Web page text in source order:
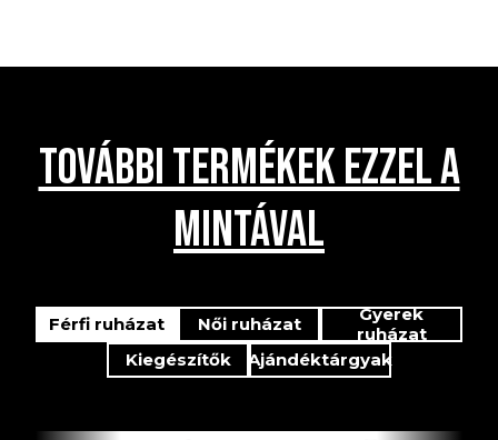
TOVÁBBI TERMÉKEK EZZEL A
MINTÁVAL
Férfi ruházat Női ruházat
Gyerek
ruházat
Kiegészítők
Ajándéktárgyak